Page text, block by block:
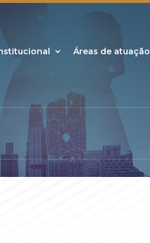
Áreas de atuação